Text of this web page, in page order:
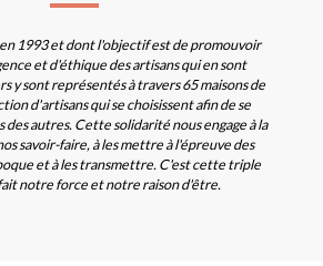
1993 et dont l'objectif est de promouvoir
et d'éthique des artisans qui en sont
y sont représentés à travers 65 maisons de
d'artisans qui se choisissent afin de se
des autres. Cette solidarité nous engage à la
savoir-faire, à les mettre à l'épreuve des
et à les transmettre. C'est cette triple
notre force et notre raison d'être.